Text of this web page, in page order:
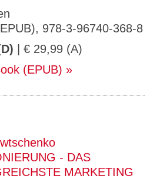
978-3-96740-368-8
| € 29,99 (A)
(EPUB)
- DAS
MARKETING